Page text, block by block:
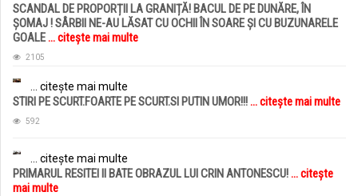
SCANDAL DE PROPORȚII LA GRANIȚĂ! BACUL DE PE DUNĂRE, ÎN
ȘOMAJ ! SÂRBII NE-AU LĂSAT CU OCHII ÎN SOARE ȘI CU BUZUNARELE
GOALE... citește mai multe
2105
... citește mai multe
STIRI PE SCURT.FOARTE PE SCURT.SI PUTIN UMOR!!!... citește mai multe
592
... citește mai multe
PRIMARUL RESITEI II BATE OBRAZUL LUI CRIN ANTONESCU!... citește
mai multe